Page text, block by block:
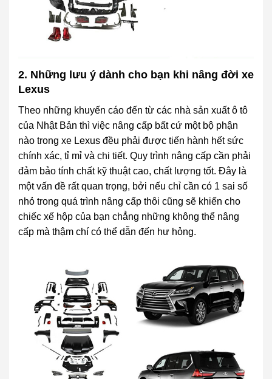
2. Những lưu ý dành cho bạn khi nâng đời xe
Lexus
Theo những khuyến cáo đến từ các nhà sản xuất ô tô
của Nhật Bản thì việc nâng cấp bất cứ một bộ phận
nào trong xe Lexus đều phải được tiến hành hết sức
chính xác, tỉ mỉ và chi tiết. Quy trình nâng cấp cần phải
đảm bảo tính chất kỹ thuật cao, chất lượng tốt. Đây là
một vấn đề rất quan trọng, bởi nếu chỉ cần có 1 sai số
nhỏ trong quá trình nâng cấp thôi cũng sẽ khiến cho
chiếc xế hộp của bạn chẳng những không thể nâng
cấp mà thậm chí có thể dẫn đến hư hỏng.